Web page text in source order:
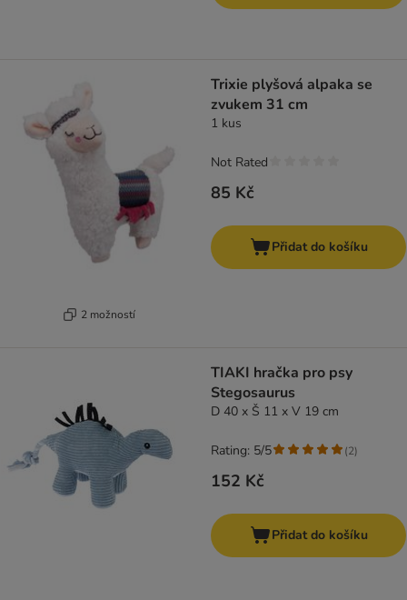
2 možností
Trixie plyšová alpaka se
zvukem 31 cm
1 kus
85 Kč
Not Rated
Přidat do košíku
TIAKI hračka pro psy
Stegosaurus
D 40 x Š 11 x V 19 cm
152 Kč
Rating: 5/5 (2)
Přidat do košíku